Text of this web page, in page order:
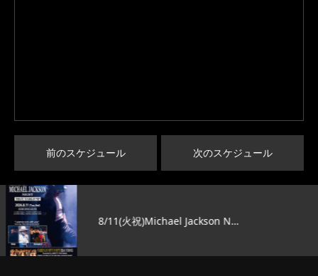
前のスケジュール 次のスケジュール
8/11(火祝)Michael Jackson N…